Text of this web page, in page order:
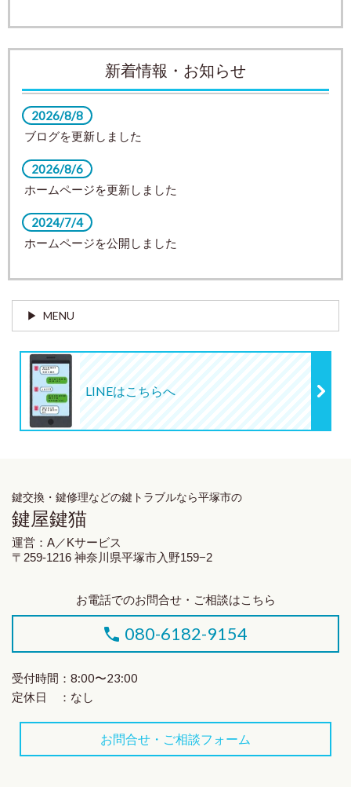
新着情報・お知らせ
2026/8/8
ブログを更新しました
2026/8/6
ホームページを更新しました
2024/7/4
ホームページを公開しました
MENU
LINEはこちらへ
鍵交換・鍵修理などの鍵トラブルなら平塚市の
鍵屋鍵猫
運営：A／Kサービス
〒259-1216 神奈川県平塚市入野159−2
お電話でのお問合せ・ご相談はこちら
080-6182-9154
受付時間：8:00〜23:00
定休日 ：なし
お問合せ・ご相談フォーム